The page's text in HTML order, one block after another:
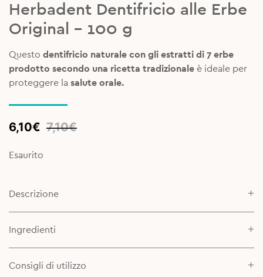
Herbadent Dentifricio alle Erbe
Original – 100 g
Questo dentifricio naturale con gli estratti di 7 erbe
prodotto secondo una ricetta tradizionale è ideale per
proteggere la salute orale.
7,10€
Original
was:
6,10€
Current
is:
Esaurito
Descrizione
Ingredienti
Consigli di utilizzo